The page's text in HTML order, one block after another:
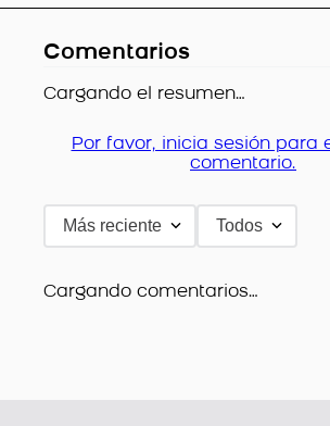
Comentarios
Cargando el resumen…
Por favor, inicia sesión para
comentario.
Más reciente Todos
Cargando comentarios…